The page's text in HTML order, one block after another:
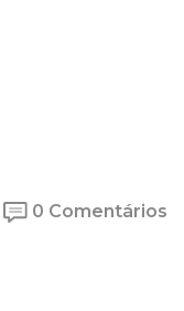
0 Comentários